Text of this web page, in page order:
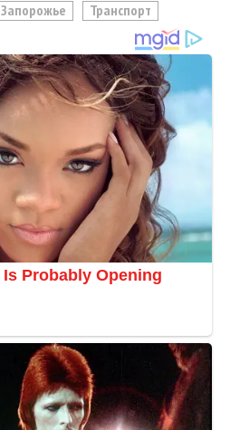
Запорожье Транспорт